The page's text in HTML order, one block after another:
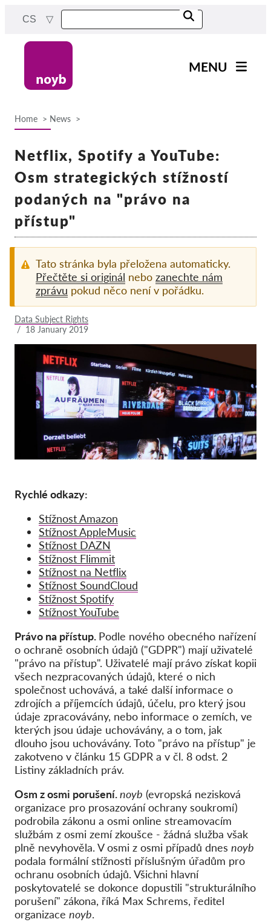
content
CS
MENU
Projekty
orgánů
Rozhodnutí pro jednotlivé
Exercise your rights!
Pordporte nás!
Sponzorství
Daňová uznatelnost
Přihlášení člena
Kariéra
Hromadná žaloba
OnionShare
Média
Kontakt
GDPRhub
Home News
Netflix, Spotify a YouTube:
Osm strategických stížností
podaných na "právo na
přístup"
Tato stránka byla přeložena automaticky.
Přečtěte si originál nebo zanechte nám
zprávu pokud něco není v pořádku.
Data Subject Rights
/ 18 January 2019
Rychlé odkazy:
Stížnost Amazon
Stížnost AppleMusic
Stížnost DAZN
Stížnost Flimmit
Stížnost na Netflix
Stížnost SoundCloud
Stížnost Spotify
Stížnost YouTube
Právo na přístup. Podle nového obecného nařízení
o ochraně osobních údajů ("GDPR") mají uživatelé
"právo na přístup". Uživatelé mají právo získat kopii
všech nezpracovaných údajů, které o nich
společnost uchovává, a také další informace o
zdrojích a příjemcích údajů, účelu, pro který jsou
údaje zpracovávány, nebo informace o zemích, ve
kterých jsou údaje uchovávány, a o tom, jak
dlouho jsou uchovávány. Toto "právo na přístup" je
zakotveno v článku 15 GDPR a v čl. 8 odst. 2
Listiny základních práv.
Osm z osmi porušení.noyb (evropská nezisková
organizace pro prosazování ochrany soukromí)
podrobila zákonu a osmi online streamovacím
službám z osmi zemí zkoušce - žádná služba však
plně nevyhověla. V osmi z osmi případů dnes noyb
podala formální stížnosti příslušným úřadům pro
ochranu osobních údajů. Všichni hlavní
poskytovatelé se dokonce dopustili "strukturálního
porušení" zákona, říká Max Schrems, ředitel
organizace noyb.